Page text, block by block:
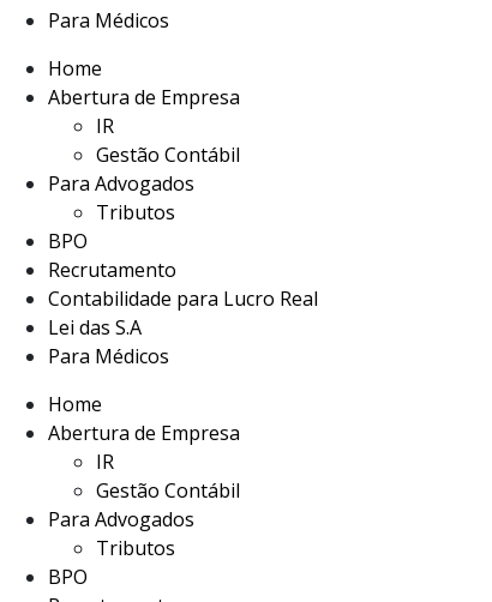
Para Médicos
Home
Abertura de Empresa
IR
Gestão Contábil
Para Advogados
Tributos
BPO
Recrutamento
Contabilidade para Lucro Real
Lei das S.A
Para Médicos
Home
Abertura de Empresa
IR
Gestão Contábil
Para Advogados
Tributos
BPO